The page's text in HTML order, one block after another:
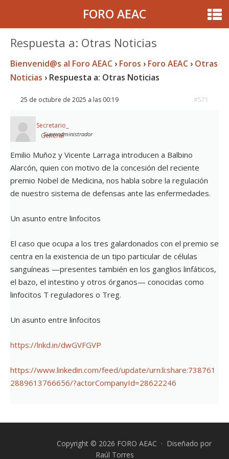
FORO AEAC
Respuesta a: Otras Noticias
Bienvenid@s al Foro AEAC › Foros › Foro AEAC › Otras
Noticias › Respuesta a: Otras Noticias
25 de octubre de 2025 a las 00:19 #571
Secretario_
General
Superadministrador
Emilio Muñoz y Vicente Larraga introducen a Balbino
Alarcón, quien con motivo de la concesión del reciente
premio Nobel de Medicina, nos habla sobre la regulación
de nuestro sistema de defensas ante las enfermedades.
Un asunto entre linfocitos
El caso que ocupa a los tres galardonados con el premio se
centra en la existencia de un tipo particular de células
sanguíneas —presentes también en los ganglios linfáticos,
el bazo, el intestino y otros órganos— conocidas como
linfocitos T reguladores o Treg.
Un asunto entre linfocitos
https://lnkd.in/dwGVFGVP
https://www.linkedin.com/feed/update/urn:li:share:738761
2889613766656/?actorCompanyId=28622246
Copyright © 2026 FORO AEAC · Diseñado por
Raúl Torres